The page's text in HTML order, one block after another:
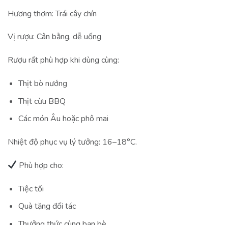
Hương thơm: Trái cây chín
Vị rượu: Cân bằng, dễ uống
Rượu rất phù hợp khi dùng cùng:
Thịt bò nướng
Thịt cừu BBQ
Các món Âu hoặc phô mai
Nhiệt độ phục vụ lý tưởng: 16–18°C.
Phù hợp cho:
Tiệc tối
Quà tặng đối tác